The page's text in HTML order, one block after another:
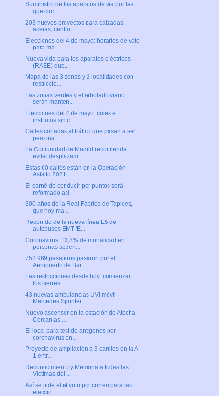
Suministro de los aparatos de vía por las
que circ...
203 nuevos proyectos para calzadas,
aceras, centro...
Elecciones del 4 de mayo: horarios de voto
para ma...
Nueva vida para los aparatos eléctricos
(RAEE) que...
Mapa de las 3 zonas y 2 localidades con
restriccio...
Las zonas verdes y el arbolado viario
serán manten...
Elecciones del 4 de mayo: coles e
institutos sin c...
Calles cortadas al tráfico que pasan a ser
peatona...
La Comunidad de Madrid recomienda
evitar desplazam...
Estas 60 calles están en la Operación
Asfalto 2021
El carné de conducir por puntos será
reformado así
300 años de la Real Fábrica de Tapices,
que hoy ma...
Recorrido de la nueva línea E5 de
autobuses EMT 'E...
Coronavirus: 13,8% de mortalidad en
personas seden...
752.969 pasajeros pasaron por el
Aeropuerto de Bar...
Las restricciones desde hoy: comienzan
los cierres...
43 nuevas ambulancias UVI móvil
Mercedes Sprinter ...
Nuevo ascensor en la estación de Atocha
Cercanías ...
El local para test de antígenos por
coronavirus en...
Proyecto de ampliación a 3 carriles en la A-
1 entr...
Reconocimiento y Memoria a todas las
Víctimas del ...
Así se pide el el voto por correo para las
eleccio...